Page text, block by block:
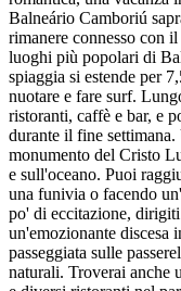
Balneário Camboriú
rimanere connesso
luoghi più popolari di
spiaggia si estende per
nuotare e fare surf.
ristoranti, caffè e bar, e
durante il fine
monumento del Cristo
e sull'oceano. Puoi
una funivia o facendo
po' di eccitazione,
un'emozionante discesa
passeggiata sulle
naturali. Troverai anche